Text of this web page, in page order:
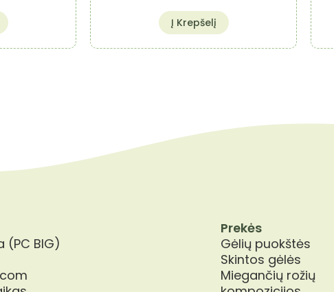
Į Krepšelį
(PC BIG)
Prekės
Gėlių puokštės
Skintos gėlės
Miegančių rožių